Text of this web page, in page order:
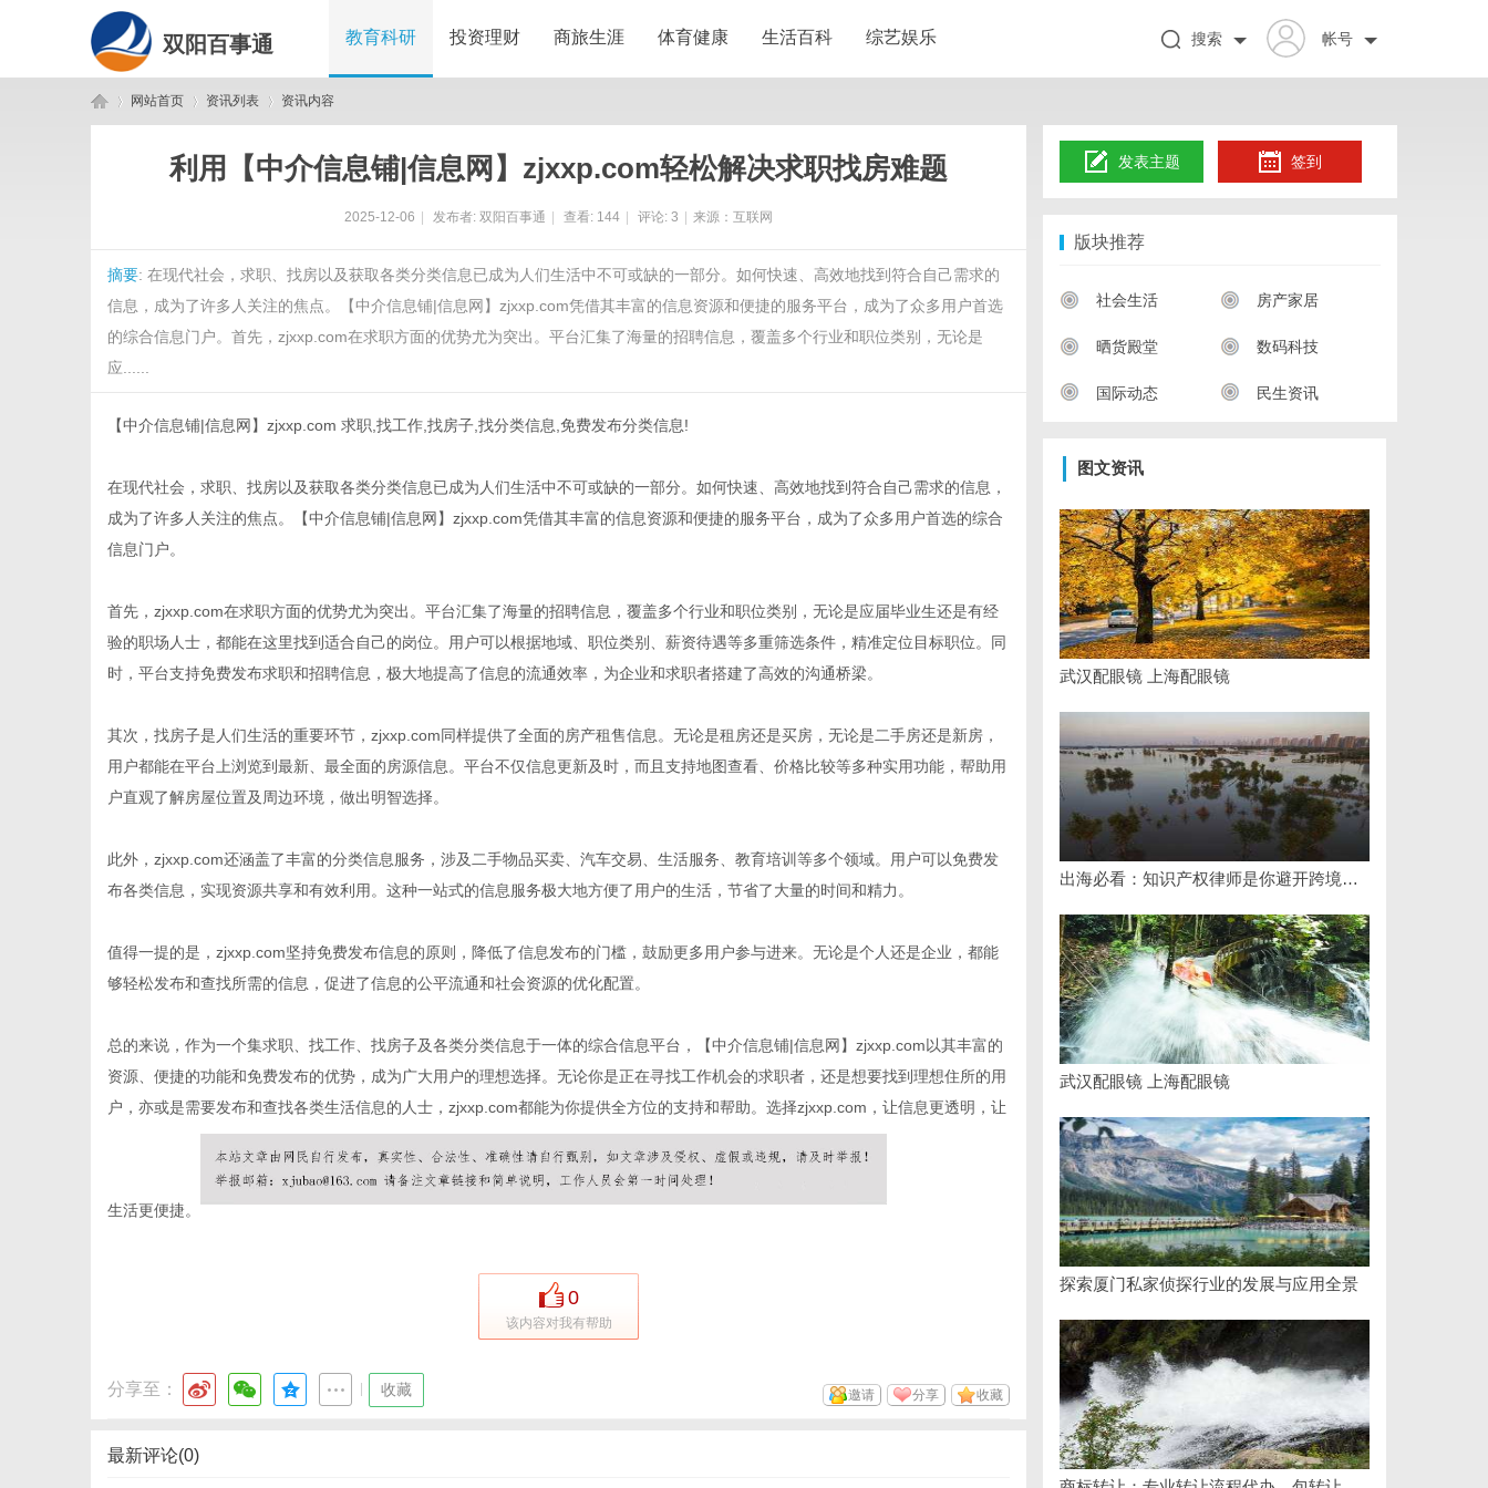
双阳百事通 教育科研 投资理财 商旅生涯 体育健康 生活百科 综艺娱乐 帐号
搜索
网站首页 资讯列表 资讯内容
利用【中介信息铺|信息网】zjxxp.com轻松解决求职找房难题
2025-12-06 发布者: 双阳百事通 查看: 144 评论: 3 来源：互联网
摘要: 在现代社会，求职、找房以及获取各类分类信息已成为人们生活中不可或缺的一部分。如何快速、高效地找到符合自己需求的
信息，成为了许多人关注的焦点。【中介信息铺|信息网】zjxxp.com凭借其丰富的信息资源和便捷的服务平台，成为了众多用户首选
的综合信息门户。首先，zjxxp.com在求职方面的优势尤为突出。平台汇集了海量的招聘信息，覆盖多个行业和职位类别，无论是
应......
【中介信息铺|信息网】zjxxp.com 求职,找工作,找房子,找分类信息,免费发布分类信息!
在现代社会，求职、找房以及获取各类分类信息已成为人们生活中不可或缺的一部分。如何快速、高效地找到符合自己需求的信息，
成为了许多人关注的焦点。【中介信息铺|信息网】zjxxp.com凭借其丰富的信息资源和便捷的服务平台，成为了众多用户首选的综合
信息门户。
首先，zjxxp.com在求职方面的优势尤为突出。平台汇集了海量的招聘信息，覆盖多个行业和职位类别，无论是应届毕业生还是有经
验的职场人士，都能在这里找到适合自己的岗位。用户可以根据地域、职位类别、薪资待遇等多重筛选条件，精准定位目标职位。同
时，平台支持免费发布求职和招聘信息，极大地提高了信息的流通效率，为企业和求职者搭建了高效的沟通桥梁。
其次，找房子是人们生活的重要环节，zjxxp.com同样提供了全面的房产租售信息。无论是租房还是买房，无论是二手房还是新房，
用户都能在平台上浏览到最新、最全面的房源信息。平台不仅信息更新及时，而且支持地图查看、价格比较等多种实用功能，帮助用
户直观了解房屋位置及周边环境，做出明智选择。
此外，zjxxp.com还涵盖了丰富的分类信息服务，涉及二手物品买卖、汽车交易、生活服务、教育培训等多个领域。用户可以免费发
布各类信息，实现资源共享和有效利用。这种一站式的信息服务极大地方便了用户的生活，节省了大量的时间和精力。
值得一提的是，zjxxp.com坚持免费发布信息的原则，降低了信息发布的门槛，鼓励更多用户参与进来。无论是个人还是企业，都能
够轻松发布和查找所需的信息，促进了信息的公平流通和社会资源的优化配置。
总的来说，作为一个集求职、找工作、找房子及各类分类信息于一体的综合信息平台，【中介信息铺|信息网】zjxxp.com以其丰富的
资源、便捷的功能和免费发布的优势，成为广大用户的理想选择。无论你是正在寻找工作机会的求职者，还是想要找到理想住所的用
户，亦或是需要发布和查找各类生活信息的人士，zjxxp.com都能为你提供全方位的支持和帮助。选择zjxxp.com，让信息更透明，让
生活更便捷。
0
该内容对我有帮助
分享至： 收藏 收藏
分享
邀请
最新评论(0)
发表主题 签到
版块推荐
社会生活 房产家居
晒货殿堂 数码科技
国际动态 民生资讯
图文资讯
武汉配眼镜 上海配眼镜
出海必看：知识产权律师是你避开跨境雷区的安全垫
武汉配眼镜 上海配眼镜
探索厦门私家侦探行业的发展与应用全景